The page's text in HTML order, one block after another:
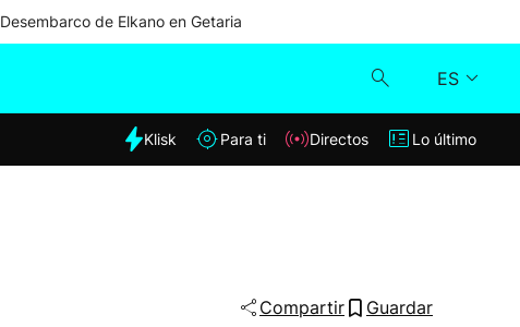
Desembarco de Elkano en Getaria
ES
Klisk
Klisk Para ti Directos Lo último
Compartir Guardar